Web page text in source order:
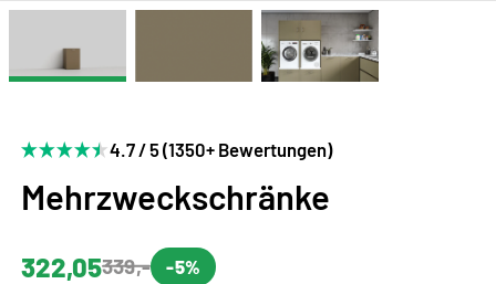
4.7 / 5 (1350+ Bewertungen)
Mehrzweckschränke
322,05339,- -5%